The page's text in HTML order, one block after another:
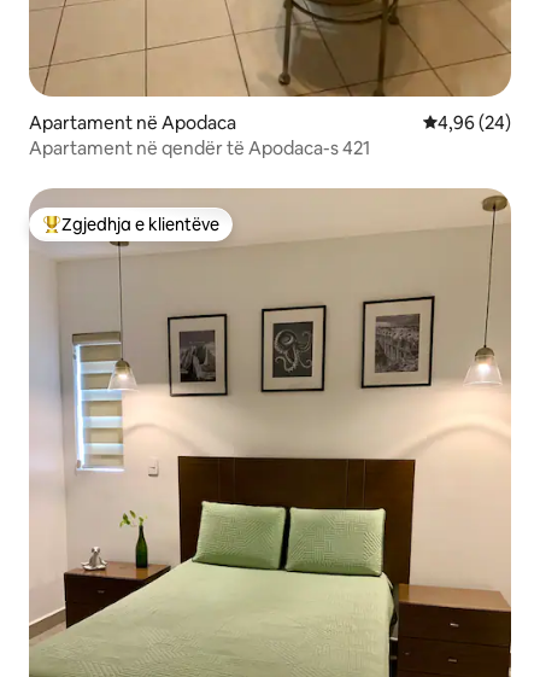
Apartament në Apodaca Vlerësimi
4,96 (24)
Apartament në qendër të Apodaca-s 421
Më të mirat e zgjedhjeve të klientëve
Zgjedhja e klientëve